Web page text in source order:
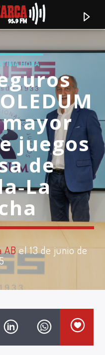
HORA
juegos
de
ABel 13 de junio de